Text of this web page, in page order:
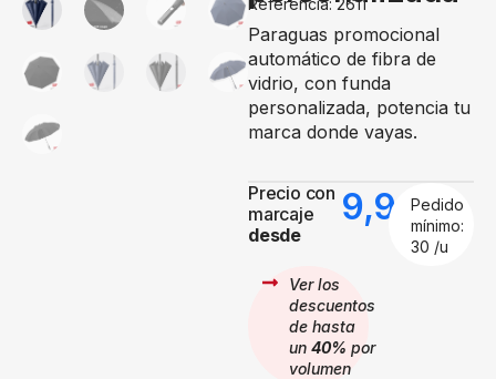
Referencia: 2611
Paraguas promocional
automático de fibra de
vidrio, con funda
personalizada, potencia tu
marca donde vayas.
Precio con
marcaje
desde
9,99€
Pedido
mínimo:
30 /u
Ver los
descuentos
de hasta
un 40% por
volumen